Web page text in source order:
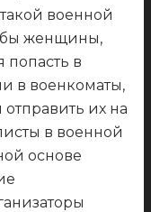
военной
бы женщины,
в
в военкоматы,
их на
в военной
основе